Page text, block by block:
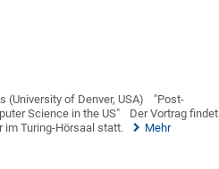
(University of Denver, USA)
"Post-
Science in the US"
Der Vortrag findet
im Turing-Hörsaal statt.
Mehr